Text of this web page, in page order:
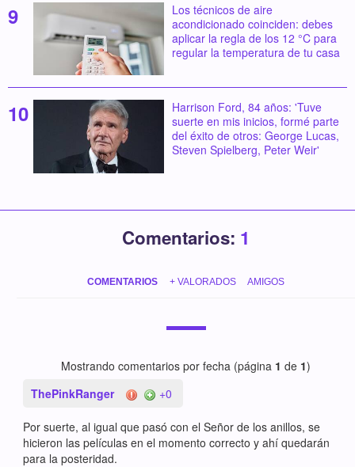
Los técnicos de aire
acondicionado coinciden: debes
aplicar la regla de los 12 °C para
regular la temperatura de tu casa
Harrison Ford, 84 años: 'Tuve
suerte en mis inicios, formé parte
del éxito de otros: George Lucas,
Steven Spielberg, Peter Weir'
Comentarios: 1
COMENTARIOS + VALORADOS AMIGOS
Mostrando comentarios por fecha (página 1 de 1)
ThePinkRanger
+0
Por suerte, al igual que pasó con el Señor de los anillos, se
hicieron las películas en el momento correcto y ahí quedarán
para la posteridad.